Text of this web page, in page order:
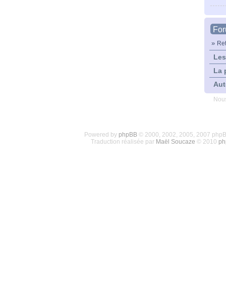
»
La
Powered by phpBB© 2000, 2002, 2005, 2007
Traduction réalisée par Maël Soucaze © 2010